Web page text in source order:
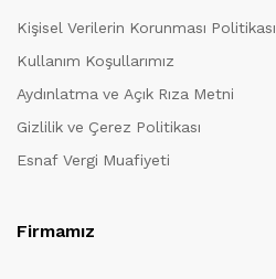
Kişisel Verilerin Korunması Politikası
Kullanım Koşullarımız
Aydınlatma ve Açık Rıza Metni
Gizlilik ve Çerez Politikası
Esnaf Vergi Muafiyeti
Firmamız